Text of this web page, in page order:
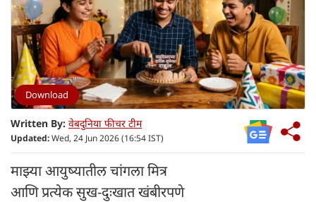
Download
Written By: वेबदुनिया फीचर टीम
Updated:Wed, 24 Jun 2026 (16:54 IST)
माझ्या आयुष्यातील चांगला मित्र
आणि प्रत्येक सुख-दुःखात खंबीरपणे